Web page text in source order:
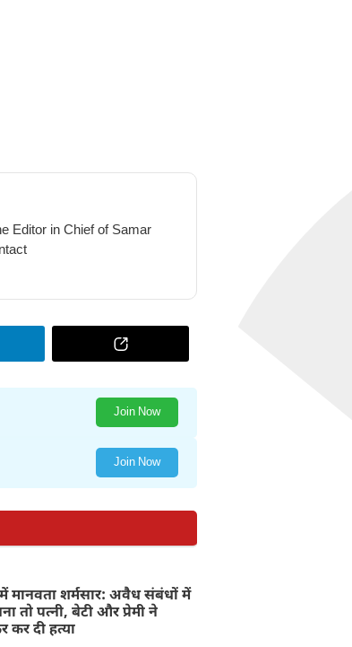
Editor in Chief of Samar
Join Now
Join Now
मानवता शर्मसार: अवैध संबंधों में
तो पत्नी, बेटी और प्रेमी ने
कर दी हत्या